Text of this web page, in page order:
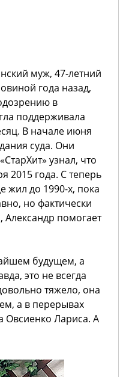
муж, 47-летний
года назад,
в
поддерживала
В начале июня
суда. Они
узнал, что
2015 года. С теперь
жил до 1990-х, пока
но фактически
Александр помогает
будущем, а
это не всегда
тяжело, она
а в перерывах
Овсиенко Лариса. А